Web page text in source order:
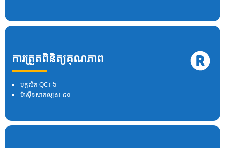
ការត្រួតពិនិត្យគុណភាព
បុគ្គលិក QC៖ ៦
ម៉ាស៊ីនសាកល្បង៖ ៨០